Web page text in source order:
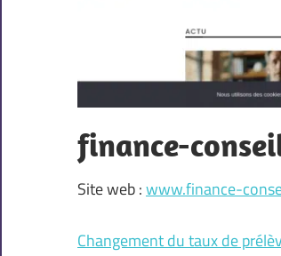
finance-
Site web :www.finance-
Changement du taux de